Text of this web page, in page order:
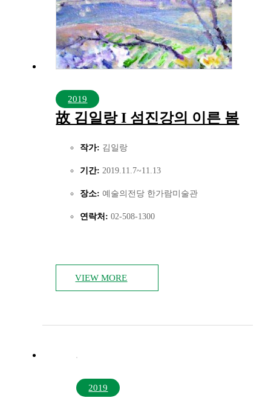
2019
故 김일랑 I 섬진강의 이른 봄
작가: 김일랑
기간: 2019.11.7~11.13
장소: 예술의전당 한가람미술관
연락처: 02-508-1300
VIEW MORE
2019